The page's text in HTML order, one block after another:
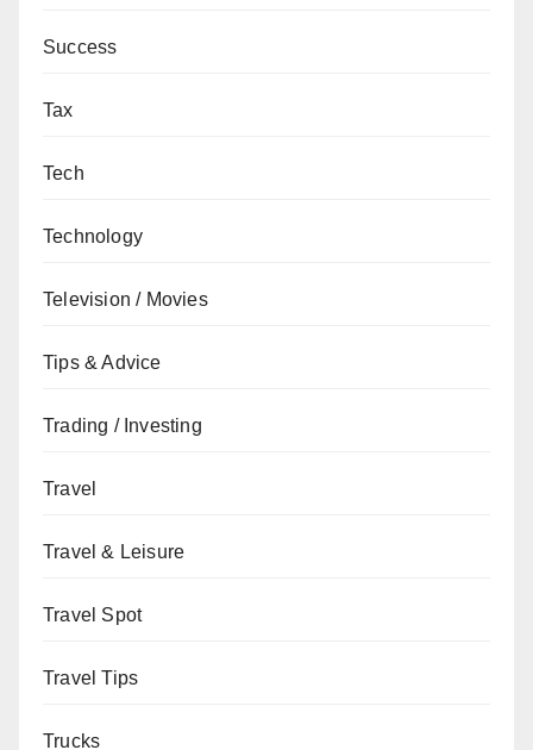
Success
Tax
Tech
Technology
Television / Movies
Tips & Advice
Trading / Investing
Travel
Travel & Leisure
Travel Spot
Travel Tips
Trucks